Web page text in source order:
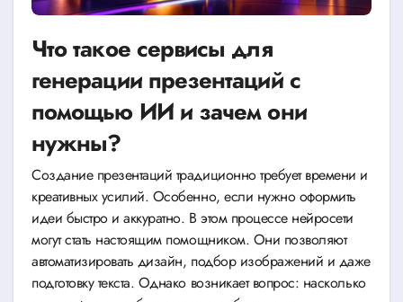
Что такое сервисы для
генерации презентаций с
помощью ИИ и зачем они
нужны?
Создание презентаций традиционно требует времени и
креативных усилий. Особенно, если нужно оформить
идеи быстро и аккуратно. В этом процессе нейросети
могут стать настоящим помощником. Они позволяют
автоматизировать дизайн, подбор изображений и даже
подготовку текста. Однако возникает вопрос: насколько